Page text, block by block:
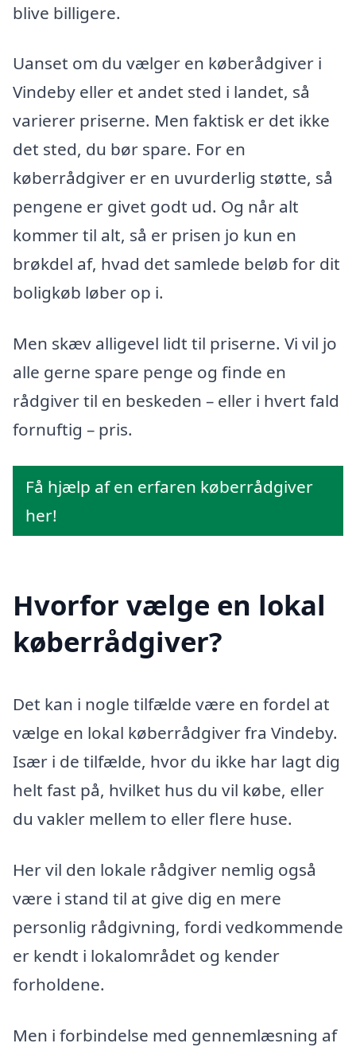
blive billigere.
Uanset om du vælger en køberådgiver i
Vindeby eller et andet sted i landet, så
varierer priserne. Men faktisk er det ikke
det sted, du bør spare. For en
køberrådgiver er en uvurderlig støtte, så
pengene er givet godt ud. Og når alt
kommer til alt, så er prisen jo kun en
brøkdel af, hvad det samlede beløb for dit
boligkøb løber op i.
Men skæv alligevel lidt til priserne. Vi vil jo
alle gerne spare penge og finde en
rådgiver til en beskeden – eller i hvert fald
fornuftig – pris.
Få hjælp af en erfaren køberrådgiver
her!
Hvorfor vælge en lokal
køberrådgiver?
Det kan i nogle tilfælde være en fordel at
vælge en lokal køberrådgiver fra Vindeby.
Især i de tilfælde, hvor du ikke har lagt dig
helt fast på, hvilket hus du vil købe, eller
du vakler mellem to eller flere huse.
Her vil den lokale rådgiver nemlig også
være i stand til at give dig en mere
personlig rådgivning, fordi vedkommende
er kendt i lokalområdet og kender
forholdene.
Men i forbindelse med gennemlæsning af